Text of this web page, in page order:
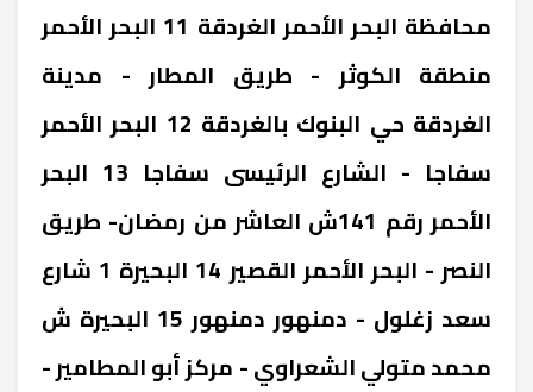
محافظة البحر الأحمر ‎الغردقة 11 ‎البحر الأحمر
‎منطقة الكوثر - طريق المطار - مدينة
الغردقة ‎حي البنوك بالغردقة 12 ‎البحر الأحمر
‎سفاجا - الشارع الرئيسى ‎سفاجا 13 ‎البحر
الأحمر ‎رقم 141ش العاشر من رمضان- طريق
النصر - البحر الأحمر ‎القصير 14 ‎البحيرة ‎1 شارع
سعد زغلول - دمنهور ‎دمنهور 15 ‎البحيرة ‎ش
محمد متولي الشعراوي - مركز أبو المطامير -